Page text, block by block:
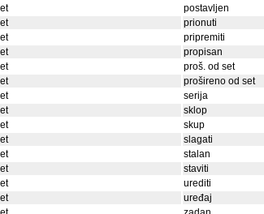
postavljen
prionuti
pripremiti
propisan
proš. od set
prošireno od set
serija
sklop
skup
slagati
stalan
staviti
urediti
uređaj